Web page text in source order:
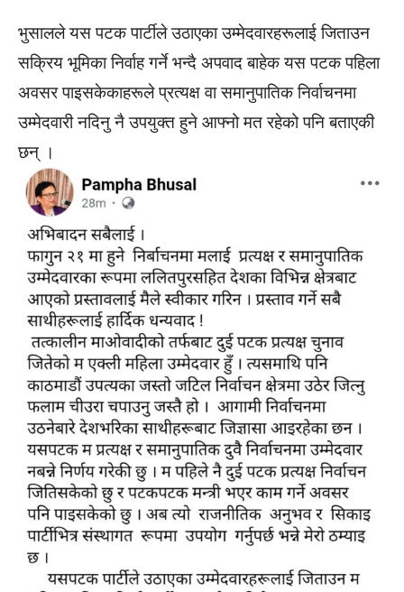
भुसालले यस पटक पार्टीले उठाएका उम्मेदवारहरूलाई जिताउन
सक्रिय भूमिका निर्वाह गर्ने भन्दै अपवाद बाहेक यस पटक पहिला
अवसर पाइसकेकाहरूले प्रत्यक्ष वा समानुपातिक निर्वाचनमा
उम्मेदवारी नदिनु नै उपयुक्त हुने आफ्नो मत रहेको पनि बताएकी
छन् ।